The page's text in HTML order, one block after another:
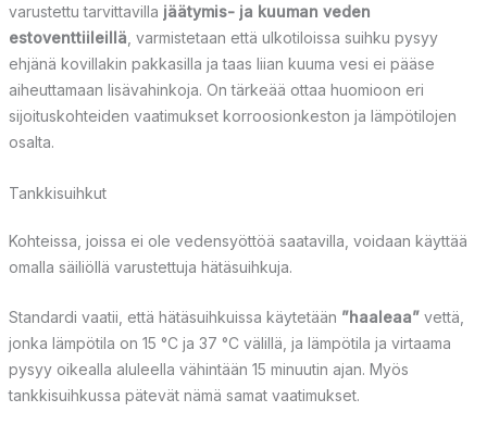
varustettu tarvittavilla jäätymis- ja kuuman veden
estoventtiileillä , varmistetaan että ulkotiloissa suihku pysyy
ehjänä kovillakin pakkasilla ja taas liian kuuma vesi ei pääse
aiheuttamaan lisävahinkoja. On tärkeää ottaa huomioon eri
sijoituskohteiden vaatimukset korroosionkeston ja lämpötilojen
osalta.
Tankkisuihkut
Kohteissa, joissa ei ole vedensyöttöä saatavilla, voidaan käyttää
omalla säiliöllä varustettuja hätäsuihkuja.
Standardi vaatii, että hätäsuihkuissa käytetään ”haaleaa”vettä,
jonka lämpötila on 15 °C ja 37 °C välillä, ja lämpötila ja virtaama
pysyy oikealla aluleella vähintään 15 minuutin ajan. Myös
tankkisuihkussa pätevät nämä samat vaatimukset.